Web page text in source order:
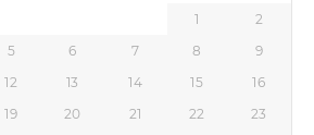
1
2
5 6 7 8
9
12 13 14 15
16
19 20 21 22
23